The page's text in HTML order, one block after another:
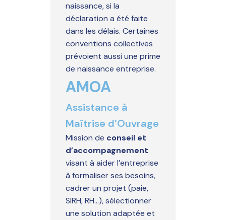
naissance, si la
déclaration a été faite
dans les délais. Certaines
conventions collectives
prévoient aussi une prime
de naissance entreprise.
AMOA
Assistance à
Maîtrise d’Ouvrage
Mission de conseil et
d’accompagnement
visant à aider l’entreprise
à formaliser ses besoins,
cadrer un projet (paie,
SIRH, RH…), sélectionner
une solution adaptée et